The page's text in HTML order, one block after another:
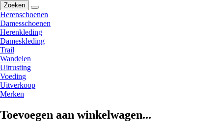
Zoeken
Herenschoenen
Damesschoenen
Herenkleding
Dameskleding
Trail
Wandelen
Uitrusting
Voeding
Uitverkoop
Merken
Toevoegen aan winkelwagen...